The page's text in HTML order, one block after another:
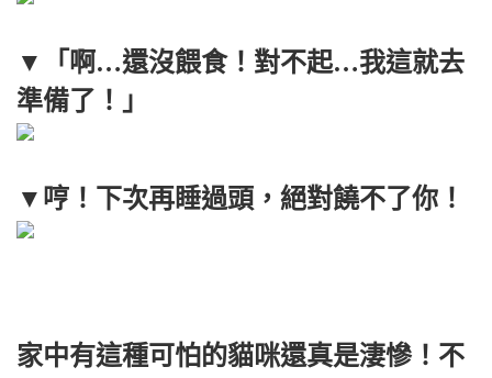
▼「啊…還沒餵食！對不起…我這就去
準備了！」
▼哼！下次再睡過頭，絕對饒不了你！
家中有這種可怕的貓咪還真是淒慘！不